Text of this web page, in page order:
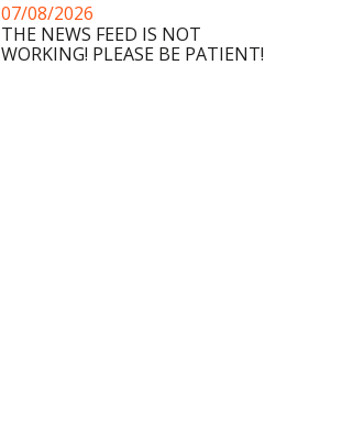
07/08/2026
THE NEWS FEED IS NOT
WORKING! PLEASE BE PATIENT!